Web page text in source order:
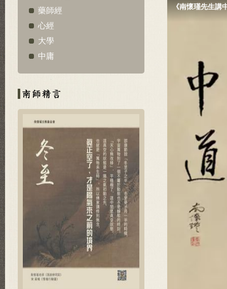
藥師經
心經
大學
中庸